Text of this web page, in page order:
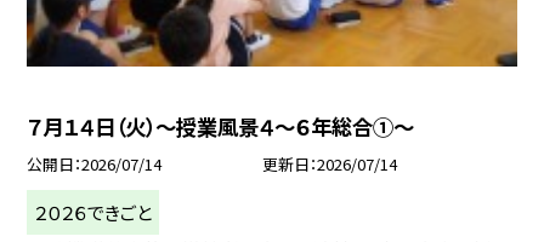
７月１４日（火）～授業風景４～６年総合①～
公開日 2026/07/14 更新日 2026/07/14
２０２６できごと